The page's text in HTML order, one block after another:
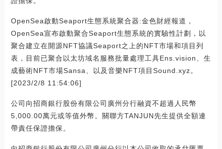
OpenSea啟動Seaport生態系統聚合器:金色財經報道，
OpenSea宣布啟動聚合Seaport生態系統的實驗性計劃，以
聚合建立在開源NFT協議Seaport之上的NFT市場和項目列
表，目前已聚合以太坊域名服務批量處理工具Ens.vision、生
成藝術NFT市場Sansa、以及音樂NFT項目Sound.xyz。
[2023/2/8 11:54:06]
公司向招商銀行股份有限公司廣州分行融資不超過人民幣
5,000.00萬元或等值外幣。關聯方TANJUN先生提供全額連
帶責任保證擔保。